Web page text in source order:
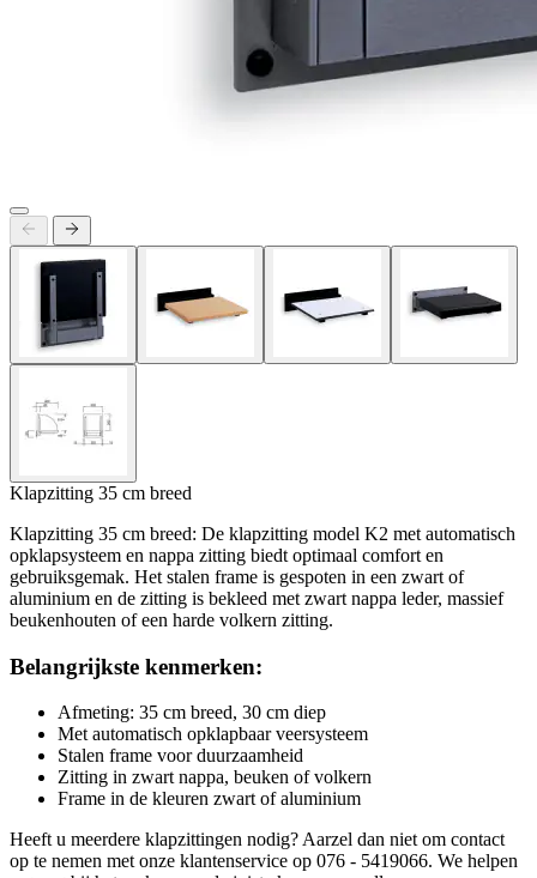
Klapzitting 35 cm breed
Klapzitting 35 cm breed: De klapzitting model K2 met automatisch
opklapsysteem en nappa zitting biedt optimaal comfort en
gebruiksgemak. Het stalen frame is gespoten in een zwart of
aluminium en de zitting is bekleed met zwart nappa leder, massief
beukenhouten of een harde volkern zitting.
Belangrijkste kenmerken:
Afmeting: 35 cm breed, 30 cm diep
Met automatisch opklapbaar veersysteem
Stalen frame voor duurzaamheid
Zitting in zwart nappa, beuken of volkern
Frame in de kleuren zwart of aluminium
Heeft u meerdere klapzittingen nodig? Aarzel dan niet om contact
op te nemen met onze klantenservice op 076 - 5419066. We helpen